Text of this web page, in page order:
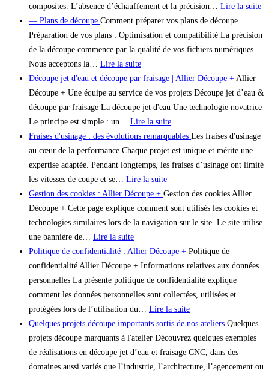
composites. L’absence d’échauffement et la précision…
Lire la suite
— Plans de découpe Comment préparer vos plans de découpe
Préparation de vos plans : Optimisation et compatibilité La précision
de la découpe commence par la qualité de vos fichiers numériques.
Nous acceptons la…
Lire la suite
Découpe jet d'eau et découpe par fraisage | Allier Découpe + Allier
Découpe + Une équipe au service de vos projets Découpe jet d’eau &
découpe par fraisage La découpe jet d'eau Une technologie novatrice
Le principe est simple : un…
Lire la suite
Fraises d'usinage : des évolutions remarquables Les fraises d'usinage
au cœur de la performance Chaque projet est unique et mérite une
expertise adaptée. Pendant longtemps, les fraises d’usinage ont limité
les vitesses de coupe et se…
Lire la suite
Gestion des cookies : Allier Découpe + Gestion des cookies Allier
Découpe + Cette page explique comment sont utilisés les cookies et
technologies similaires lors de la navigation sur le site. Le site utilise
une bannière de…
Lire la suite
Politique de confidentialité : Allier Découpe + Politique de
confidentialité Allier Découpe + Informations relatives aux données
personnelles La présente politique de confidentialité explique
comment les données personnelles sont collectées, utilisées et
protégées lors de l’utilisation du…
Lire la suite
Quelques projets découpe importants sortis de nos ateliers Quelques
projets découpe marquants à l'atelier Découvrez quelques exemples
de réalisations en découpe jet d’eau et fraisage CNC, dans des
domaines aussi variés que l’industrie, l’architecture, l’agencement ou